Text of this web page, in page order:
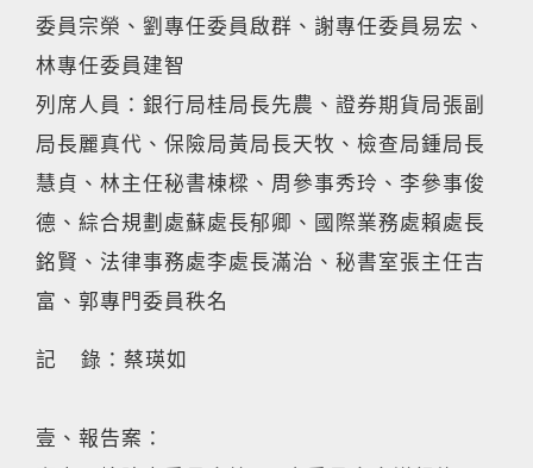
委員宗榮、劉專任委員啟群、謝專任委員易宏、
林專任委員建智
列席人員：銀行局桂局長先農、證券期貨局張副
局長麗真代、保險局黃局長天牧、檢查局鍾局長
慧貞、林主任秘書棟樑、周參事秀玲、李參事俊
德、綜合規劃處蘇處長郁卿、國際業務處賴處長
銘賢、法律事務處李處長滿治、秘書室張主任吉
富、郭專門委員秩名
記 錄：蔡瑛如
壹、報告案：